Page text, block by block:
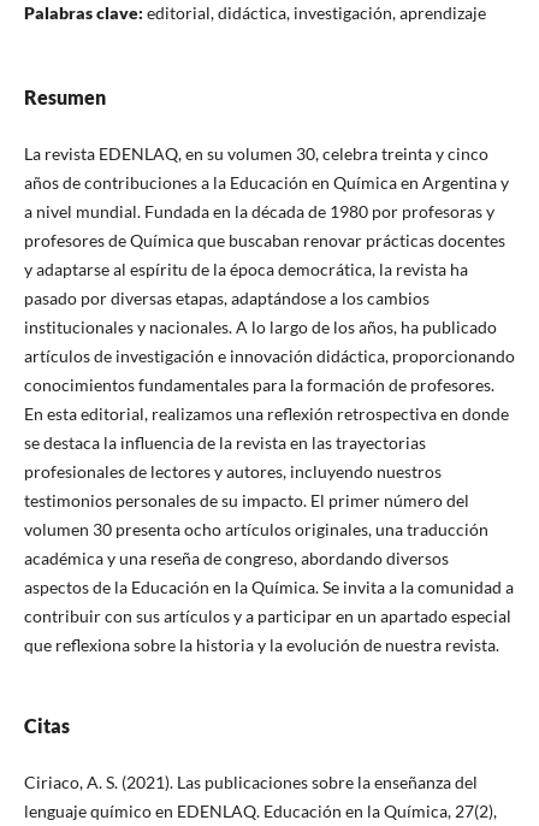
Palabras clave: editorial, didáctica, investigación, aprendizaje
Resumen
La revista EDENLAQ, en su volumen 30, celebra treinta y cinco
años de contribuciones a la Educación en Química en Argentina y
a nivel mundial. Fundada en la década de 1980 por profesoras y
profesores de Química que buscaban renovar prácticas docentes
y adaptarse al espíritu de la época democrática, la revista ha
pasado por diversas etapas, adaptándose a los cambios
institucionales y nacionales. A lo largo de los años, ha publicado
artículos de investigación e innovación didáctica, proporcionando
conocimientos fundamentales para la formación de profesores.
En esta editorial, realizamos una reflexión retrospectiva en donde
se destaca la influencia de la revista en las trayectorias
profesionales de lectores y autores, incluyendo nuestros
testimonios personales de su impacto. El primer número del
volumen 30 presenta ocho artículos originales, una traducción
académica y una reseña de congreso, abordando diversos
aspectos de la Educación en la Química. Se invita a la comunidad a
contribuir con sus artículos y a participar en un apartado especial
que reflexiona sobre la historia y la evolución de nuestra revista.
Citas
Ciriaco, A. S. (2021). Las publicaciones sobre la enseñanza del
lenguaje químico en EDENLAQ. Educación en la Química, 27(2),